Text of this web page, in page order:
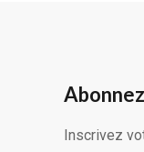
Inscrivez